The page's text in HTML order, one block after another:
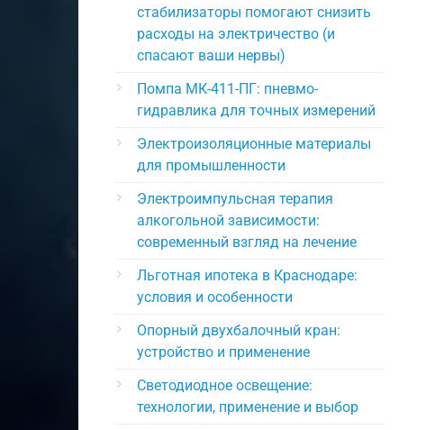
стабилизаторы помогают снизить
расходы на электричество (и
спасают ваши нервы)
Помпа МК-411-ПГ: пневмо-
гидравлика для точных измерений
Электроизоляционные материалы
для промышленности
Электроимпульсная терапия
алкогольной зависимости:
современный взгляд на лечение
Льготная ипотека в Краснодаре:
условия и особенности
Опорный двухбалочный кран:
устройство и применение
Светодиодное освещение:
технологии, применение и выбор